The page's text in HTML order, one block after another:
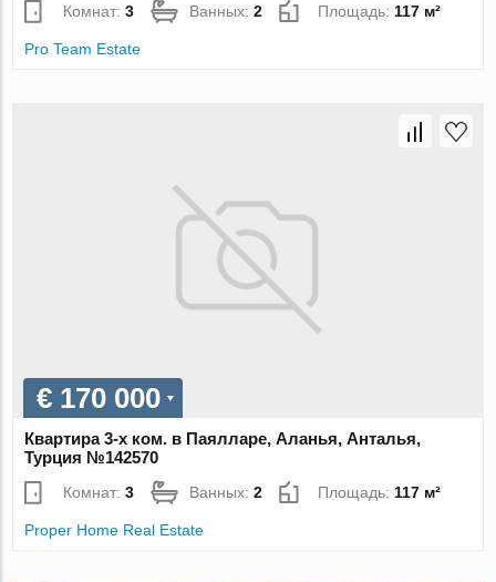
Комнат:3 Ванных:2 Площадь: 117 м²
Pro Team Estate
€ 170 000
Квартира 3-х ком. в Паялларе, Аланья, Анталья,
Турция №142570
Комнат:3 Ванных:2 Площадь: 117 м²
Proper Home Real Estate